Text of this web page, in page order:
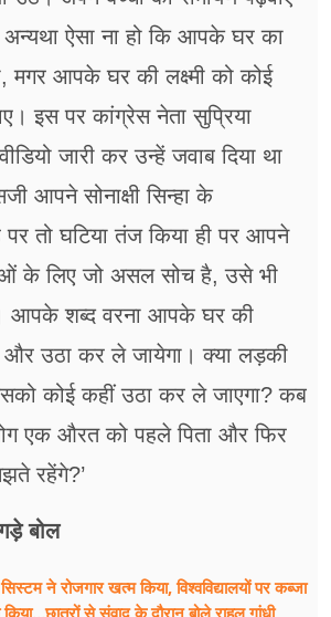
अन्यथा ऐसा ना हो कि आपके घर का
मगर आपके घर की लक्ष्मी को कोई
इस पर कांग्रेस नेता सुप्रिया
जारी कर उन्हें जवाब दिया था
आपने सोनाक्षी सिन्हा के
पर तो घटिया तंज किया ही पर आपने
के लिए जो असल सोच है, उसे भी
आपके शब्द वरना आपके घर की
और उठा कर ले जायेगा। क्या लड़की
कोई कहीं उठा कर ले जाएगा? कब
एक औरत को पहले पिता और फिर
रहेंगे?’
बोल
ने रोजगार खत्म किया, विश्वविद्यालयों पर कब्जा